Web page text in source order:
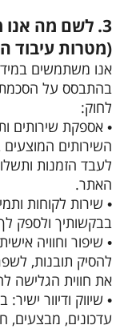
3. לשם מה
(מטרות עיבוד
אנו משתמשים
בהתבסס על
לחוק:
• אספקת שירותים
השירותים
לעבד הזמנות
האתר.
• שירות לקוחות
בבקשותיך ולספק
• שיפור וחוויה
להסיק תובנות,
את חווית הגלישה
• שיווק ודיוור
עדכונים, מבצעים,